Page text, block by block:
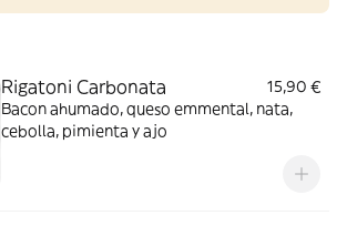
Rigatoni Carbonata
15,90 €
Bacon ahumado, queso emmental, nata,
cebolla, pimienta y ajo